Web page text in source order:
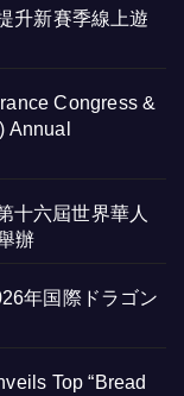
升新賽季線上遊
Congress &
Annual
十六屆世界華人
辦
年国際ドラゴン
Top “Bread